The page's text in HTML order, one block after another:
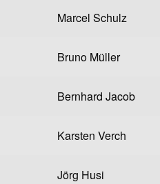
Marcel Schulz
Bruno Müller
Bernhard Jacob
Karsten Verch
Jörg Husi